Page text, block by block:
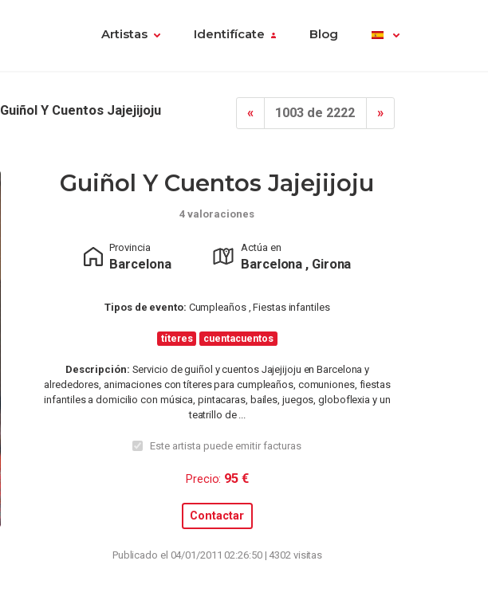
Artistas Identifícate Blog
Guiñol Y Cuentos Jajejijoju « 1003 de 2222 »
Guiñol Y Cuentos Jajejijoju
4 valoraciones
Provincia
Barcelona
Actúa en
Barcelona , Girona
Tipos de evento: Cumpleaños , Fiestas infantiles
títeres cuentacuentos
Descripción: Servicio de guiñol y cuentos Jajejijoju en Barcelona y
alrededores, animaciones con títeres para cumpleaños, comuniones, fiestas
infantiles a domicilio con música, pintacaras, bailes, juegos, globoflexia y un
teatrillo de ...
Este artista puede emitir facturas
Precio: 95 €
Contactar
Publicado el 04/01/2011 02:26:50 | 4302 visitas